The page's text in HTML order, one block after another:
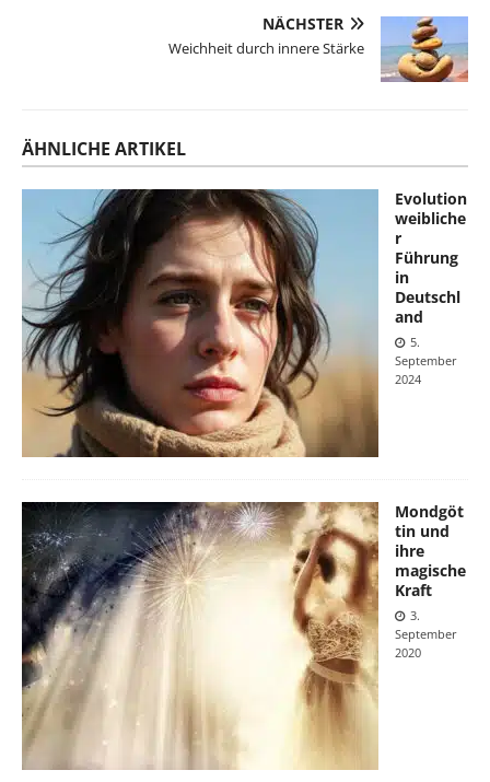
NÄCHSTER
Weichheit durch innere Stärke
ÄHNLICHE ARTIKEL
Evolution
weibliche
r
Führung
in
Deutschl
and
5.
September
2024
Mondgöt
tin und
ihre
magische
Kraft
3.
September
2020